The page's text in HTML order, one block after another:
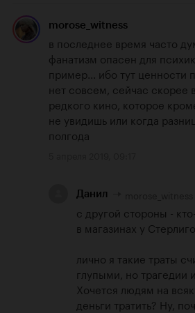
morose_witness
в последнее время часто
фанатизм опасен для
пример... ибо тут ценности
нет совсем, сейчас скорее
редкого кино, которое
не увидишь или когда
полгода
Данил
с другой стороны -
в магазинах у
лично я такие траты
глупыми, но трагедии
Хочется людям на
деньги тратить? Ну,